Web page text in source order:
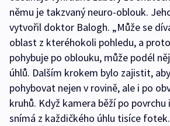
němu je takzvaný neuro-oblouk.
vytvořil doktor Balogh. „Může se
oblast z kteréhokoli pohledu, a
pohybuje po oblouku, může podél
úhlů. Dalším krokem bylo zajistit,
pohybovat nejen v rovině, ale i po
kruhů. Když kamera běží po
snímá z každičkého úhlu tisíce